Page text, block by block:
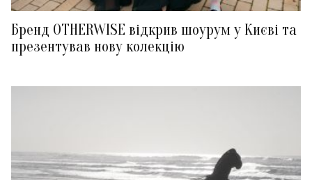
Бренд OTHERWISE відкрив шоурум у Києві та
презентував нову колекцію